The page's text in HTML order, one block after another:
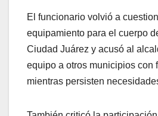
El funcionario volvió a
equipamiento para el cuerpo
Ciudad Juárez y acusó al
equipo a otros municipios con
mientras persisten